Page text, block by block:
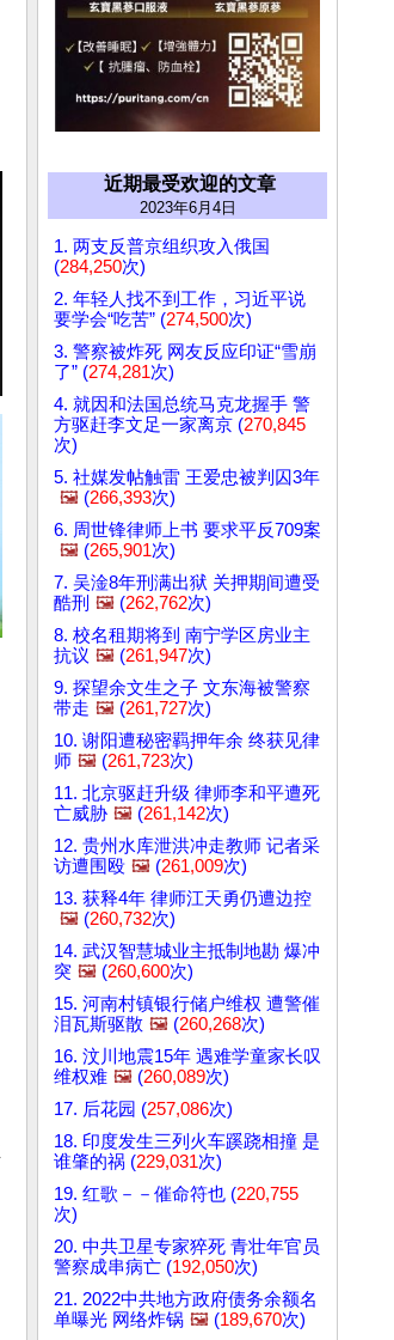
近期最受欢迎的文章
2023年6月4日
1. 两支反普京组织攻入俄国
(284,250次)
2. 年轻人找不到工作，习近平说
要学会“吃苦” (274,500次)
3. 警察被炸死 网友反应印证“雪崩
了” (274,281次)
4. 就因和法国总统马克龙握手 警
方驱赶李文足一家离京 (270,845
次)
5. 社媒发帖触雷 王爱忠被判囚3年
🖼️ (266,393次)
6. 周世锋律师上书 要求平反709案
🖼️ (265,901次)
7. 吴淦8年刑满出狱 关押期间遭受
酷刑 🖼️ (262,762次)
8. 校名租期将到 南宁学区房业主
抗议 🖼️ (261,947次)
9. 探望余文生之子 文东海被警察
带走 🖼️ (261,727次)
10. 谢阳遭秘密羁押年余 终获见律
师 🖼️ (261,723次)
11. 北京驱赶升级 律师李和平遭死
亡威胁 🖼️ (261,142次)
12. 贵州水库泄洪冲走教师 记者采
访遭围殴 🖼️ (261,009次)
13. 获释4年 律师江天勇仍遭边控
🖼️ (260,732次)
14. 武汉智慧城业主抵制地勘 爆冲
突 🖼️ (260,600次)
15. 河南村镇银行储户维权 遭警催
泪瓦斯驱散 🖼️ (260,268次)
16. 汶川地震15年 遇难学童家长叹
维权难 🖼️ (260,089次)
17. 后花园 (257,086次)
18. 印度发生三列火车蹊跷相撞 是
谁肇的祸 (229,031次)
19. 红歌－－催命符也 (220,755
次)
20. 中共卫星专家猝死 青壮年官员
警察成串病亡 (192,050次)
21. 2022中共地方政府债务余额名
单曝光 网络炸锅 🖼️ (189,670次)